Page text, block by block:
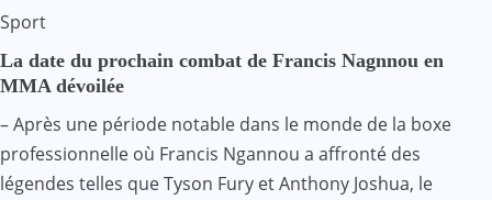
Sport
La date du prochain combat de Francis Nagnnou en
MMA dévoilée
– Après une période notable dans le monde de la boxe
professionnelle où Francis Ngannou a affronté des
légendes telles que Tyson Fury et Anthony Joshua, le